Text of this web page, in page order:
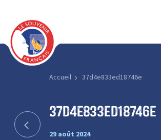
Accueil 37d4e833ed18746e
37d4e833ed18746e
29 août 2024